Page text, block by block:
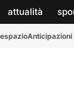
attualità
spazioAnticipazioni